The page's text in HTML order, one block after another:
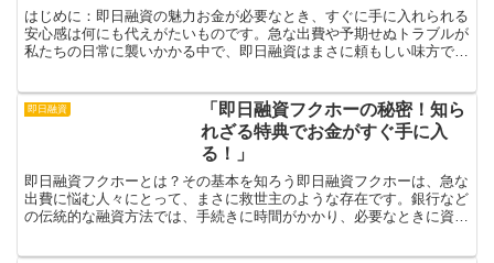
はじめに：即日融資の魅力お金が必要なとき、すぐに手に入れられる
安心感は何にも代えがたいものです。急な出費や予期せぬトラブルが
私たちの日常に襲いかかる中で、即日融資はまさに頼もしい味方で
即日融資
「即日融資フクホーの秘密！知ら
れざる特典でお金がすぐ手に入
る！」
即日融資フクホーとは？その基本を知ろう即日融資フクホーは、急な
出費に悩む人々にとって、まさに救世主のような存在です。銀行など
の伝統的な融資方法では、手続きに時間がかかり、必要なときに資金